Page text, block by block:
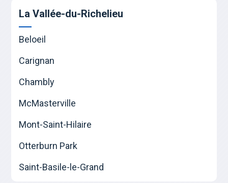
La Vallée-du-Richelieu
Beloeil
Carignan
Chambly
McMasterville
Mont-Saint-Hilaire
Otterburn Park
Saint-Basile-le-Grand